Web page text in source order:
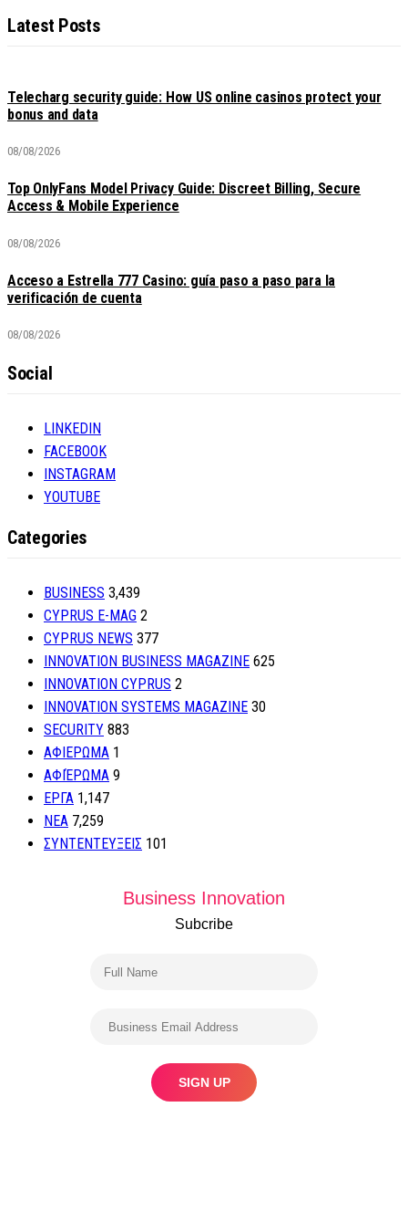
Latest Posts
Telecharg security guide: How US online casinos protect your
bonus and data
08/08/2026
Top OnlyFans Model Privacy Guide: Discreet Billing, Secure
Access & Mobile Experience
08/08/2026
Acceso a Estrella 777 Casino: guía paso a paso para la
verificación de cuenta
08/08/2026
Social
LINKEDIN
FACEBOOK
INSTAGRAM
YOUTUBE
Categories
BUSINESS 3,439
CYPRUS E-MAG 2
CYPRUS NEWS 377
INNOVATION BUSINESS MAGAZINE 625
INNOVATION CYPRUS 2
INNOVATION SYSTEMS MAGAZINE 30
SECURITY 883
ΑΦΙΕΡΩΜΑ 1
ΑΦΙΈΡΩΜΑ 9
ΕΡΓΑ 1,147
ΝΕΑ 7,259
ΣΥΝΤΕΝΤΕΥΞΕΙΣ 101
Business Innovation
Subcribe